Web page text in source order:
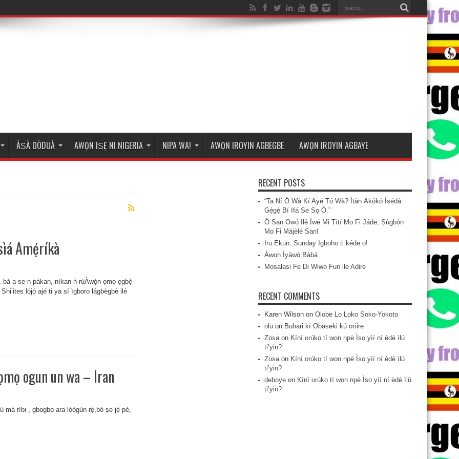
ÀṢÀ OÒDUÀ AWỌN IṢẸ NI NIGERIA NIPA WA! AWỌN IROYIN AGBEGBE AWỌN IROYIN AGBAYE
Amẹ́ríkà
a se n pàkan, nìkan ń rúÀwọ́n ọmọ ẹgbẹ́
lọ́jọ́ ajé ti ya sí ìgboro lágbègbè ilé
ogun un wa – lran
má ríbi , gbogbo ara lòògùn rẹ̀,bó ṣe jẹ́ pé,
RECENT POSTS
“Ta Ní Ó Wà Kí Ayé Tó Wà? Ìtàn Àkọ́kọ́ Ìṣẹ̀dá
Gẹ́gẹ́ Bí Ifá Ṣe Sọ Ó.”
Ó San Owó Ilé Ìwé Mi Títí Mo Fi Jáde, Ṣùgbọ́n
Mo Fi Májèlé San!
Iru Ekun: Sunday Igboho ti kéde o!
Àwọn Ìyàwó Bàbá
Mosalasi Fe Di Wiwo Fun ile Adire
RECENT COMMENTS
Karen Wilson on Olobe Lo Loko Soko-Yokoto
olu on Buhari kí Obaseki kú oríire
Zosaon Kíní orúkọ tí wọn npè Ìsọ yìí ní èdè ìlú
ti’yin?
Zosaon Kíní orúkọ tí wọn npè Ìsọ yìí ní èdè ìlú
ti’yin?
deboye on Kíní orúkọ tí wọn npè Ìsọ yìí ní èdè ìlú
ti’yin?